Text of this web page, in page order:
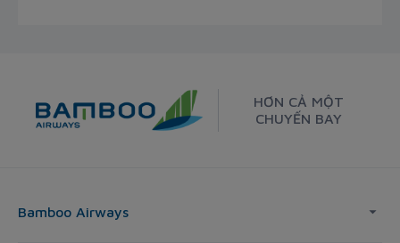
HƠN CẢ MỘT
CHUYẾN BAY
Bamboo Airways